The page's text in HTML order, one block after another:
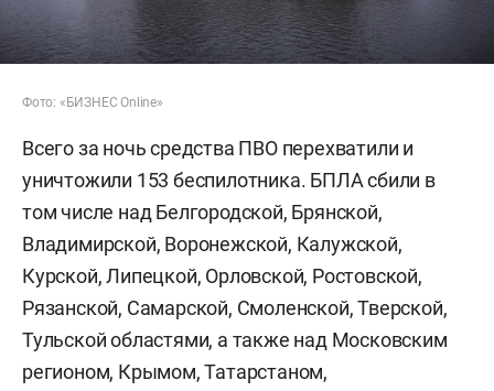
Фото: «БИЗНЕС Online»
Всего за ночь средства ПВО перехватили и
уничтожили 153 беспилотника. БПЛА сбили в
том числе над Белгородской, Брянской,
Владимирской, Воронежской, Калужской,
Курской, Липецкой, Орловской, Ростовской,
Рязанской, Самарской, Смоленской, Тверской,
Тульской областями, а также над Московским
регионом, Крымом, Татарстаном,